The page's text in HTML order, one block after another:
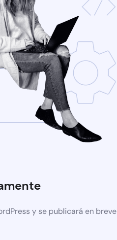
y se publicará en breve